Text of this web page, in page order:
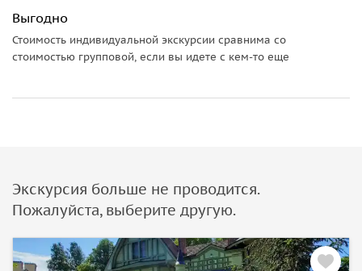
Выгодно
Стоимость индивидуальной экскурсии сравнима со
стоимостью групповой, если вы идете с кем-то еще
Экскурсия больше не проводится.
Пожалуйста, выберите другую.